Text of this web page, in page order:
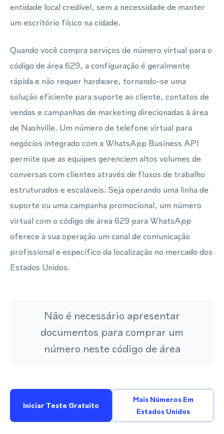
entidade local credível, sem a necessidade de manter
um escritório físico na cidade.
Quando você compra serviços de número virtual para o
código de área 629, a configuração é geralmente
rápida e não requer hardware, tornando-se uma
solução eficiente para suporte ao cliente, contatos de
vendas e campanhas de marketing direcionadas à área
de Nashville. Um número de telefone virtual para
negócios integrado com a WhatsApp Business API
permite que as equipes gerenciem altos volumes de
conversas com clientes através de fluxos de trabalho
estruturados e escaláveis. Seja operando uma linha de
suporte ou uma campanha promocional, um número
virtual com o código de área 629 para WhatsApp
oferece à sua operação um canal de comunicação
profissional e específico da localização no mercado dos
Estados Unidos.
Não é necessário apresentar
documentos para comprar um
número neste código de área
Iniciar Teste Gratuito
Mais Números Em
Estados Unidos